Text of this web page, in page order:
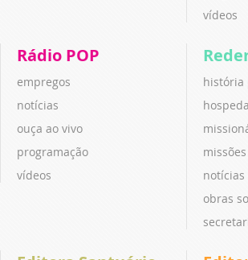
vídeos
Rádio POP
empregos
notícias
ouça ao vivo
programação
vídeos
história
notícias
obras